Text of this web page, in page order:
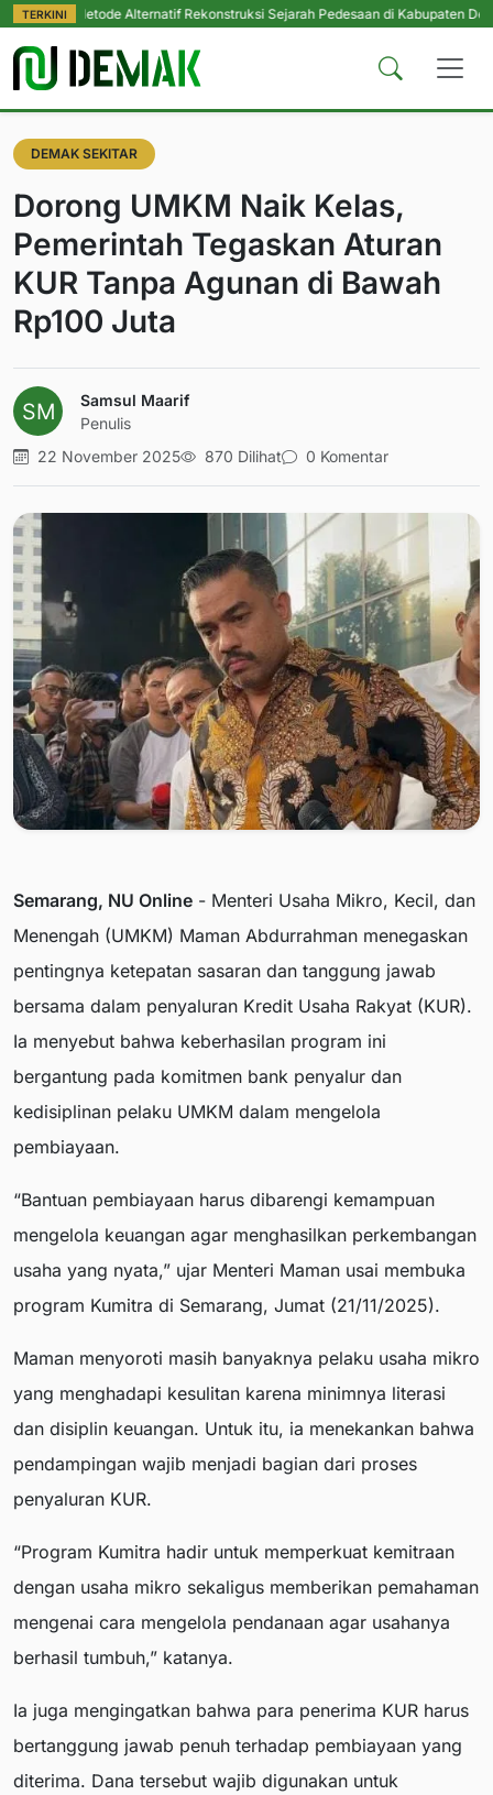
TERKINIAlternatif Rekonstruksi Sejarah Pedesaan di Kabupaten Demak |
DEMAK SEKITAR
Dorong UMKM Naik Kelas,
Pemerintah Tegaskan Aturan
KUR Tanpa Agunan di Bawah
Rp100 Juta
Samsul Maarif
Penulis
22 November 2025
870 Dilihat 0 Komentar
Semarang, NU Online - Menteri Usaha Mikro, Kecil, dan
Menengah (UMKM) Maman Abdurrahman menegaskan
pentingnya ketepatan sasaran dan tanggung jawab
bersama dalam penyaluran Kredit Usaha Rakyat (KUR).
Ia menyebut bahwa keberhasilan program ini
bergantung pada komitmen bank penyalur dan
kedisiplinan pelaku UMKM dalam mengelola
pembiayaan.
“Bantuan pembiayaan harus dibarengi kemampuan
mengelola keuangan agar menghasilkan perkembangan
usaha yang nyata,” ujar Menteri Maman usai membuka
program Kumitra di Semarang, Jumat (21/11/2025).
Maman menyoroti masih banyaknya pelaku usaha mikro
yang menghadapi kesulitan karena minimnya literasi
dan disiplin keuangan. Untuk itu, ia menekankan bahwa
pendampingan wajib menjadi bagian dari proses
penyaluran KUR.
“Program Kumitra hadir untuk memperkuat kemitraan
dengan usaha mikro sekaligus memberikan pemahaman
mengenai cara mengelola pendanaan agar usahanya
berhasil tumbuh,” katanya.
Ia juga mengingatkan bahwa para penerima KUR harus
bertanggung jawab penuh terhadap pembiayaan yang
diterima. Dana tersebut wajib digunakan untuk